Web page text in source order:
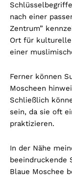
nach einer
Zentrum”
Ort für
einer
Ferner können
Moscheen
Schließlich
sein, da sie oft
praktizieren.
In der Nähe
beeindruckende
Blaue Moschee